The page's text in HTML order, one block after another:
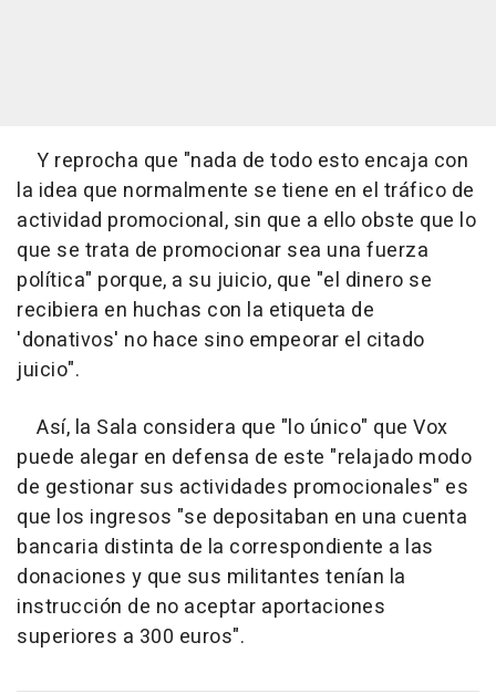
Y reprocha que "nada de todo esto encaja con
la idea que normalmente se tiene en el tráfico de
actividad promocional, sin que a ello obste que lo
que se trata de promocionar sea una fuerza
política" porque, a su juicio, que "el dinero se
recibiera en huchas con la etiqueta de
'donativos' no hace sino empeorar el citado
juicio".
Así, la Sala considera que "lo único" que Vox
puede alegar en defensa de este "relajado modo
de gestionar sus actividades promocionales" es
que los ingresos "se depositaban en una cuenta
bancaria distinta de la correspondiente a las
donaciones y que sus militantes tenían la
instrucción de no aceptar aportaciones
superiores a 300 euros".